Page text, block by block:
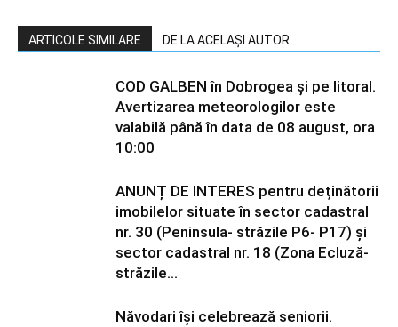
ARTICOLE SIMILARE DE LA ACELAȘI AUTOR
COD GALBEN în Dobrogea și pe litoral.
Avertizarea meteorologilor este
valabilă până în data de 08 august, ora
10:00
ANUNȚ DE INTERES pentru deținătorii
imobilelor situate în sector cadastral
nr. 30 (Peninsula- străzile P6- P17) și
sector cadastral nr. 18 (Zona Ecluză-
străzile...
Năvodari își celebrează seniorii.